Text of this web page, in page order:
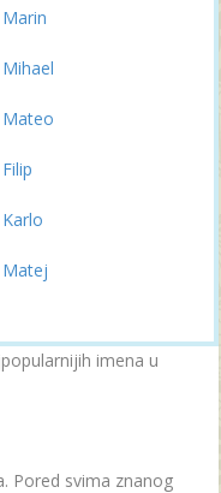
Marin
Mihael
Mateo
Filip
Karlo
Matej
imena u
Pored svima znanog